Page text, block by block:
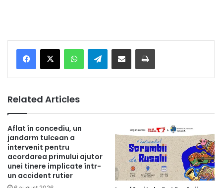
Telegram
Related Articles
Aflat în concediu, un
jandarm tulcean a
intervenit pentru
acordarea primului ajutor
unei tinere implicate într-
un accident rutier